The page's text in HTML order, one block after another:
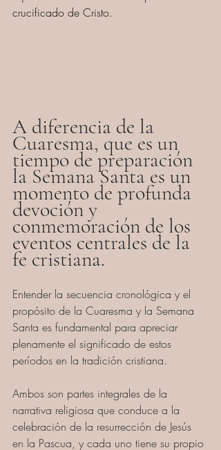
crucificado de Cristo.
A diferencia de la
Cuaresma, que es un
tiempo de preparación
la Semana Santa es un
momento de profunda
devoción y
conmemoración de los
eventos centrales de la
fe cristiana.
Entender la secuencia cronológica y el
propósito de la Cuaresma y la Semana
Santa es fundamental para apreciar
plenamente el significado de estos
períodos en la tradición cristiana.
Ambos son partes integrales de la
narrativa religiosa que conduce a la
celebración de la resurrección de Jesús
en la Pascua, y cada uno tiene su propio